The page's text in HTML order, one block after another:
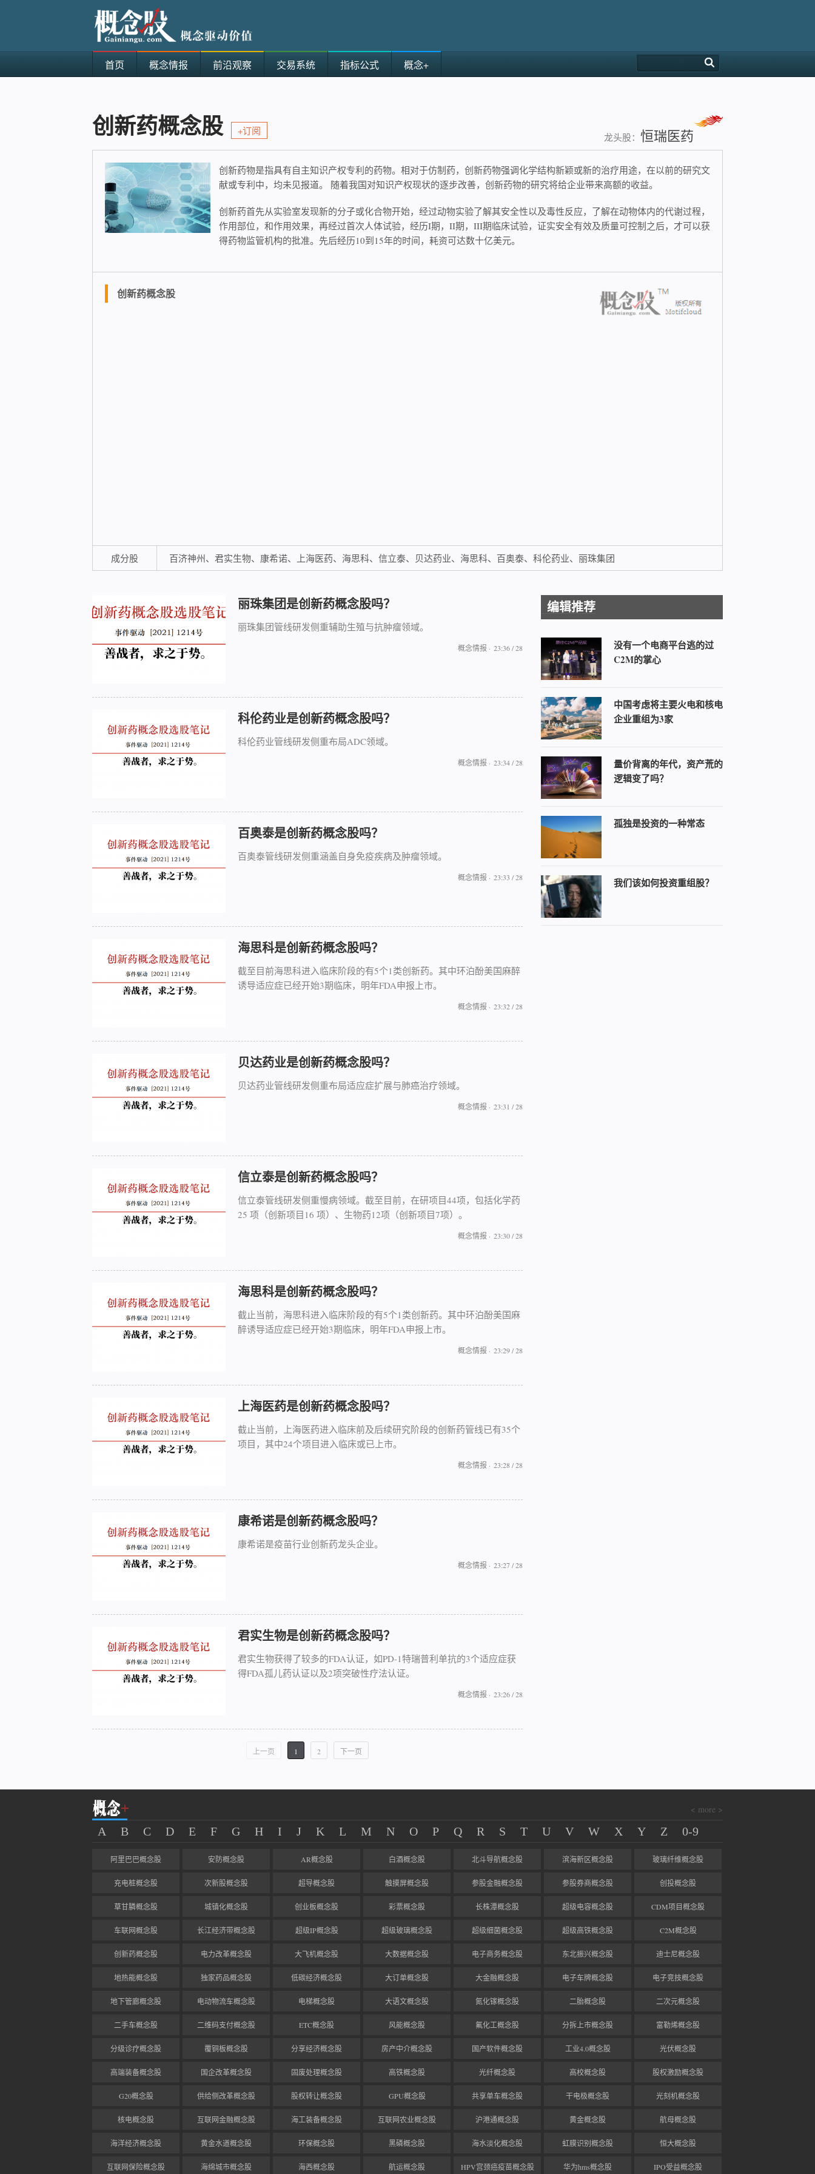
首页 概念情报 前沿观察 交易系统 指标公式 概念+
创新药概念股 +订阅
龙头股： 恒瑞医药
创新药物是指具有自主知识产权专利的药物。相对于仿制药，创新药物强调化学结构新颖或新的治疗用途，在以前的研究文
献或专利中，均未见报道。 随着我国对知识产权现状的逐步改善，创新药物的研究将给企业带来高额的收益。
创新药首先从实验室发现新的分子或化合物开始，经过动物实验了解其安全性以及毒性反应，了解在动物体内的代谢过程，
作用部位，和作用效果，再经过首次人体试验，经历I期，II期，III期临床试验，证实安全有效及质量可控制之后，才可以获
得药物监管机构的批准。先后经历10到15年的时间，耗资可达数十亿美元。
创新药概念股
成分股 百济神州、君实生物、康希诺、上海医药、海思科、信立泰、贝达药业、海思科、百奥泰、科伦药业、丽珠集团
丽珠集团是创新药概念股吗？
丽珠集团管线研发侧重辅助生殖与抗肿瘤领域。
23:36 / 28
概念情报 ·
科伦药业是创新药概念股吗？
科伦药业管线研发侧重布局ADC领域。
23:34 / 28
概念情报 ·
百奥泰是创新药概念股吗？
百奥泰管线研发侧重涵盖自身免疫疾病及肿瘤领域。
23:33 / 28
概念情报 ·
海思科是创新药概念股吗？
截至目前海思科进入临床阶段的有5个1类创新药。其中环泊酚美国麻醉
诱导适应症已经开始3期临床，明年FDA申报上市。
23:32 / 28
概念情报 ·
贝达药业是创新药概念股吗？
贝达药业管线研发侧重布局适应症扩展与肺癌治疗领域。
23:31 / 28
概念情报 ·
信立泰是创新药概念股吗？
信立泰管线研发侧重慢病领域。截至目前，在研项目44项，包括化学药
25 项（创新项目16 项）、生物药12项（创新项目7项）。
23:30 / 28
概念情报 ·
海思科是创新药概念股吗？
截止当前，海思科进入临床阶段的有5个1类创新药。其中环泊酚美国麻
醉诱导适应症已经开始3期临床，明年FDA申报上市。
23:29 / 28
概念情报 ·
上海医药是创新药概念股吗？
截止当前，上海医药进入临床前及后续研究阶段的创新药管线已有35个
项目，其中24个项目进入临床或已上市。
23:28 / 28
概念情报 ·
康希诺是创新药概念股吗？
康希诺是疫苗行业创新药龙头企业。
23:27 / 28
概念情报 ·
君实生物是创新药概念股吗？
君实生物获得了较多的FDA认证，如PD-1特瑞普利单抗的3个适应症获
得FDA孤儿药认证以及2项突破性疗法认证。
23:26 / 28
概念情报 ·
上一页 1 2 下一页
编辑推荐
没有一个电商平台逃的过
C2M的掌心
中国考虑将主要火电和核电
企业重组为3家
量价背离的年代，资产荒的
逻辑变了吗？
孤独是投资的一种常态
我们该如何投资重组股？
< more >
A B C D E F G H I J K L M N O P Q R S T U V W X Y Z 0-9
阿里巴巴概念股 安防概念股 AR概念股 白酒概念股 北斗导航概念股 滨海新区概念股 玻璃纤维概念股
充电桩概念股 次新股概念股 超导概念股 触摸屏概念股 参股金融概念股 参股券商概念股 创投概念股
草甘膦概念股 城镇化概念股 创业板概念股 彩票概念股 长株潭概念股 超级电容概念股 CDM项目概念股
车联网概念股 长江经济带概念股 超级IP概念股 超级玻璃概念股 超级细菌概念股 超级高铁概念股 C2M概念股
创新药概念股 电力改革概念股 大飞机概念股 大数据概念股 电子商务概念股 东北振兴概念股 迪士尼概念股
地热能概念股 独家药品概念股 低碳经济概念股 大订单概念股 大金融概念股 电子车牌概念股 电子竞技概念股
地下管廊概念股 电动物流车概念股 电梯概念股 大语文概念股 氮化镓概念股 二胎概念股 二次元概念股
二手车概念股 二维码支付概念股 ETC概念股 风能概念股 氟化工概念股 分拆上市概念股 富勒烯概念股
分级诊疗概念股 覆铜板概念股 分享经济概念股 房产中介概念股 国产软件概念股 工业4.0概念股 光伏概念股
高端装备概念股 国企改革概念股 固废处理概念股 高铁概念股 光纤概念股 高校概念股 股权激励概念股
G20概念股 供给侧改革概念股 股权转让概念股 GPU概念股 共享单车概念股 干电极概念股 光刻机概念股
核电概念股 互联网金融概念股 海工装备概念股 互联网农业概念股 沪港通概念股 黄金概念股 航母概念股
海洋经济概念股 黄金水道概念股 环保概念股 黑磷概念股 海水淡化概念股 虹膜识别概念股 恒大概念股
互联网保险概念股 海绵城市概念股 海西概念股 航运概念股 HPV宫颈癌疫苗概念股 华为hms概念股 IPO受益概念股